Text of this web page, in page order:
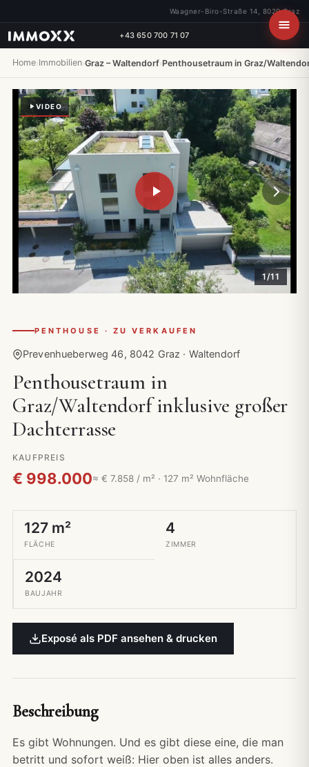
Waagner-Biro-Straße 14, 8020 Graz
+43 650 700 71 07
Home›Immobilien›Graz – Waltendorf›Penthousetraum in Graz/
VIDEO
1/11
PENTHOUSE · ZU VERKAUFEN
Prevenhueberweg 46, 8042 Graz · Waltendorf
Penthousetraum in
Graz/Waltendorf inklusive großer
Dachterrasse
KAUFPREIS
€ 998.000≈ € 7.858 / m² · 127 m² Wohnfläche
127 m²
FLÄCHE
4
ZIMMER
2024
BAUJAHR
Exposé als PDF ansehen & drucken
Beschreibung
Es gibt Wohnungen. Und es gibt diese eine, die man
betritt und sofort weiß: Hier oben ist alles anders.